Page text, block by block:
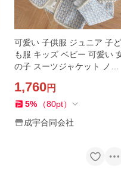
可愛い 子供服 ジュニア 子ど
も服 キッズ ベビー 可愛い
の子 スーツジャケット ノー
式 小学生 入学式 卒園式 チェ
ック柄 春 秋
1,760円
5% （80pt）
成宇合同会社